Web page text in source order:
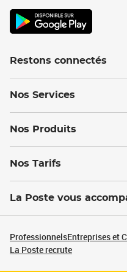
Restons connectés
Nos Services
Nos Produits
Nos Tarifs
La Poste vous
ProfessionnelsEntreprises et
La Poste recrute